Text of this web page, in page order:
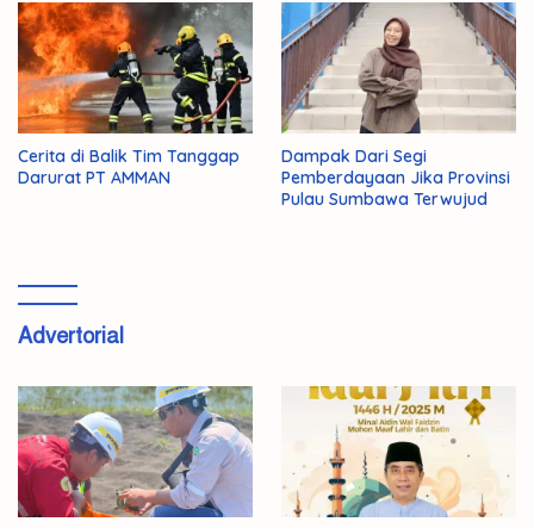
Cerita di Balik Tim Tanggap
Darurat PT AMMAN
Dampak Dari Segi
Pemberdayaan Jika Provinsi
Pulau Sumbawa Terwujud
Advertorial